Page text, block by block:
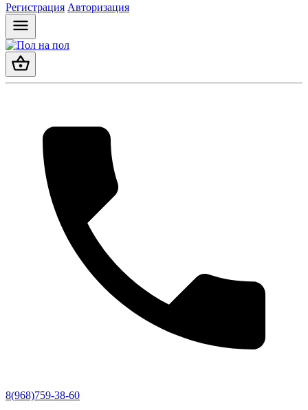
Регистрация Авторизация
8(968)759-38-60